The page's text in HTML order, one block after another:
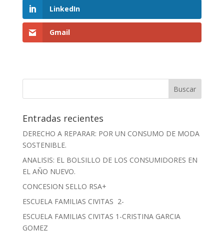
LinkedIn
Gmail
Entradas recientes
DERECHO A REPARAR: POR UN CONSUMO DE MODA
SOSTENIBLE.
ANALISIS: EL BOLSILLO DE LOS CONSUMIDORES EN
EL AÑO NUEVO.
CONCESION SELLO RSA+
ESCUELA FAMILIAS CIVITAS 2-
ESCUELA FAMILIAS CIVITAS 1-CRISTINA GARCIA
GOMEZ